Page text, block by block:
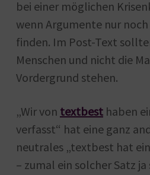
bei einer möglichen
wenn Argumente nur
finden. Im Post-Text
Menschen und nicht die
Vordergrund stehen.
„Wir von textbesthaben
verfasst“ hat eine ganz
neutrales „textbest hat
– zumal ein solcher Satz